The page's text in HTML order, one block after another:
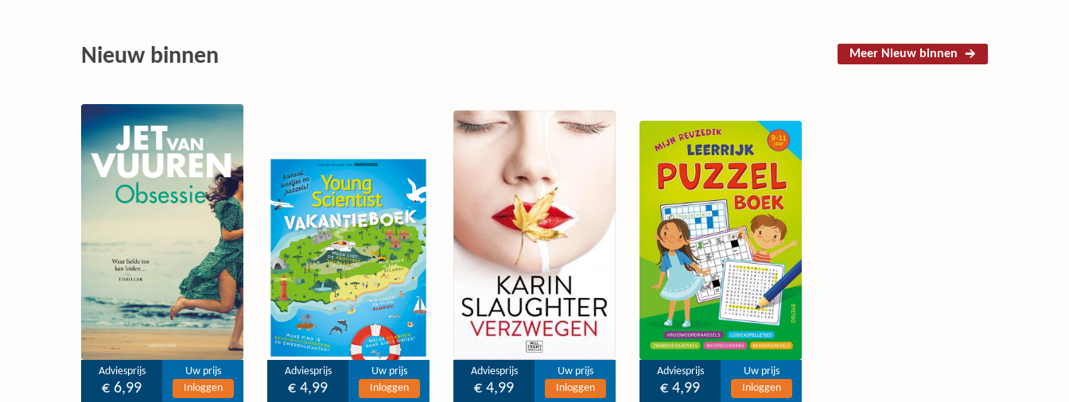
Nieuw binnen Meer Nieuw binnen
Adviesprijs
€ 6,99
Uw prijs
Inloggen
Adviesprijs
€ 4,99
Uw prijs
Inloggen
Adviesprijs
€ 4,99
Uw prijs
Inloggen
Adviesprijs
€ 4,99
Uw prijs
Inloggen